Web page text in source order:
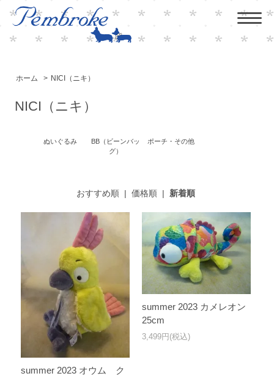
ホーム > NICI（ニキ）
NICI（ニキ）
ぬいぐるみ
BB（ビーンバッ
グ）
ポーチ・その他
おすすめ順| 価格順| 新着順
summer 2023 オウム ク
summer 2023 カメレオン
25cm
3,499円(税込)